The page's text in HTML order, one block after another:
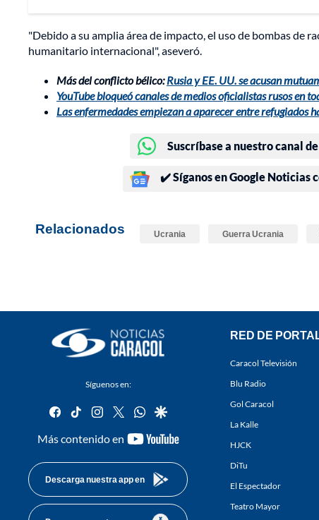
"Debido a su amplia área de impacto, el uso de bombas de
humanitario internacional", aseveró.
Más del conflicto bélico:Rusia y EE. UU. se acusan
YouTube bloqueó canales de medios oficialistas rusos en
Las enfermedades empiezan a aparecer entre refugiados
Suscríbase a nuestro canal
✔️ Síganos en Google Noticias
Relacionados Ucrania Guerra Ucrania
Síguenos en:
facebook
tiktok instagram
twitterwhatsapp
google
Más contenido en
youtube-
Descarga nuestra app en
RED DE
Caracol Televisión
Blu Radio
Gol Caracol
La Kalle
HJCK
DiTu
El Espectador
Teatro Mayor